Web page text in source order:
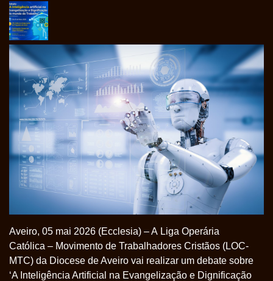
Aveiro, 05 mai 2026 (Ecclesia) – A Liga Operária
Católica – Movimento de Trabalhadores Cristãos (LOC-
MTC) da Diocese de Aveiro vai realizar um debate sobre
‘A Inteligência Artificial na Evangelização e Dignificação